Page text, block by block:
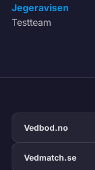
Jegeravisen
Testteam
Vedbod.no
Vedmatch.se